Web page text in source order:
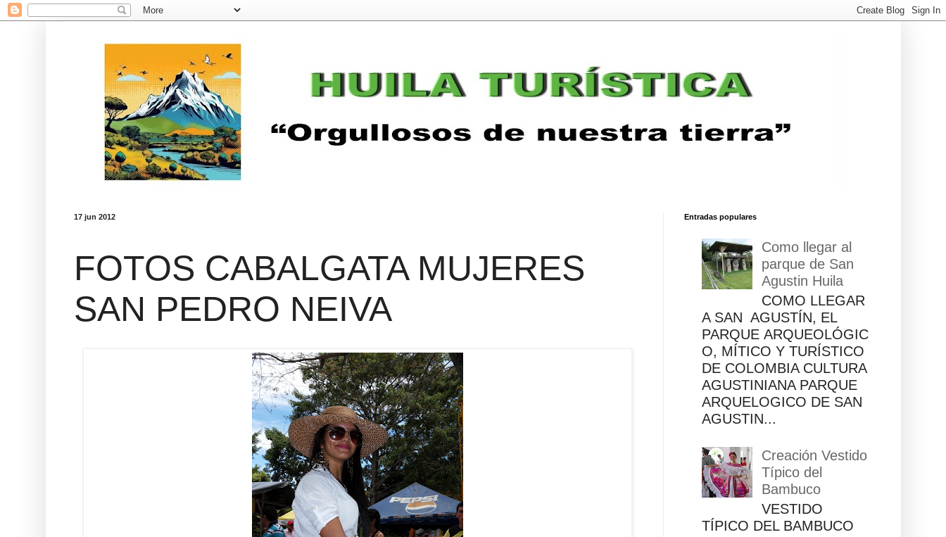
17 jun 2012
FOTOS CABALGATA MUJERES
SAN PEDRO NEIVA
Entradas populares
Como llegar al
parque de San
Agustin Huila
COMO LLEGAR
A SAN AGUSTÍN, EL
PARQUE ARQUEOLÓGIC
O, MÍTICO Y TURÍSTICO
DE COLOMBIA CULTURA
AGUSTINIANA PARQUE
ARQUELOGICO DE SAN
AGUSTIN...
Creación Vestido
Típico del
Bambuco
VESTIDO
TÍPICO DEL BAMBUCO